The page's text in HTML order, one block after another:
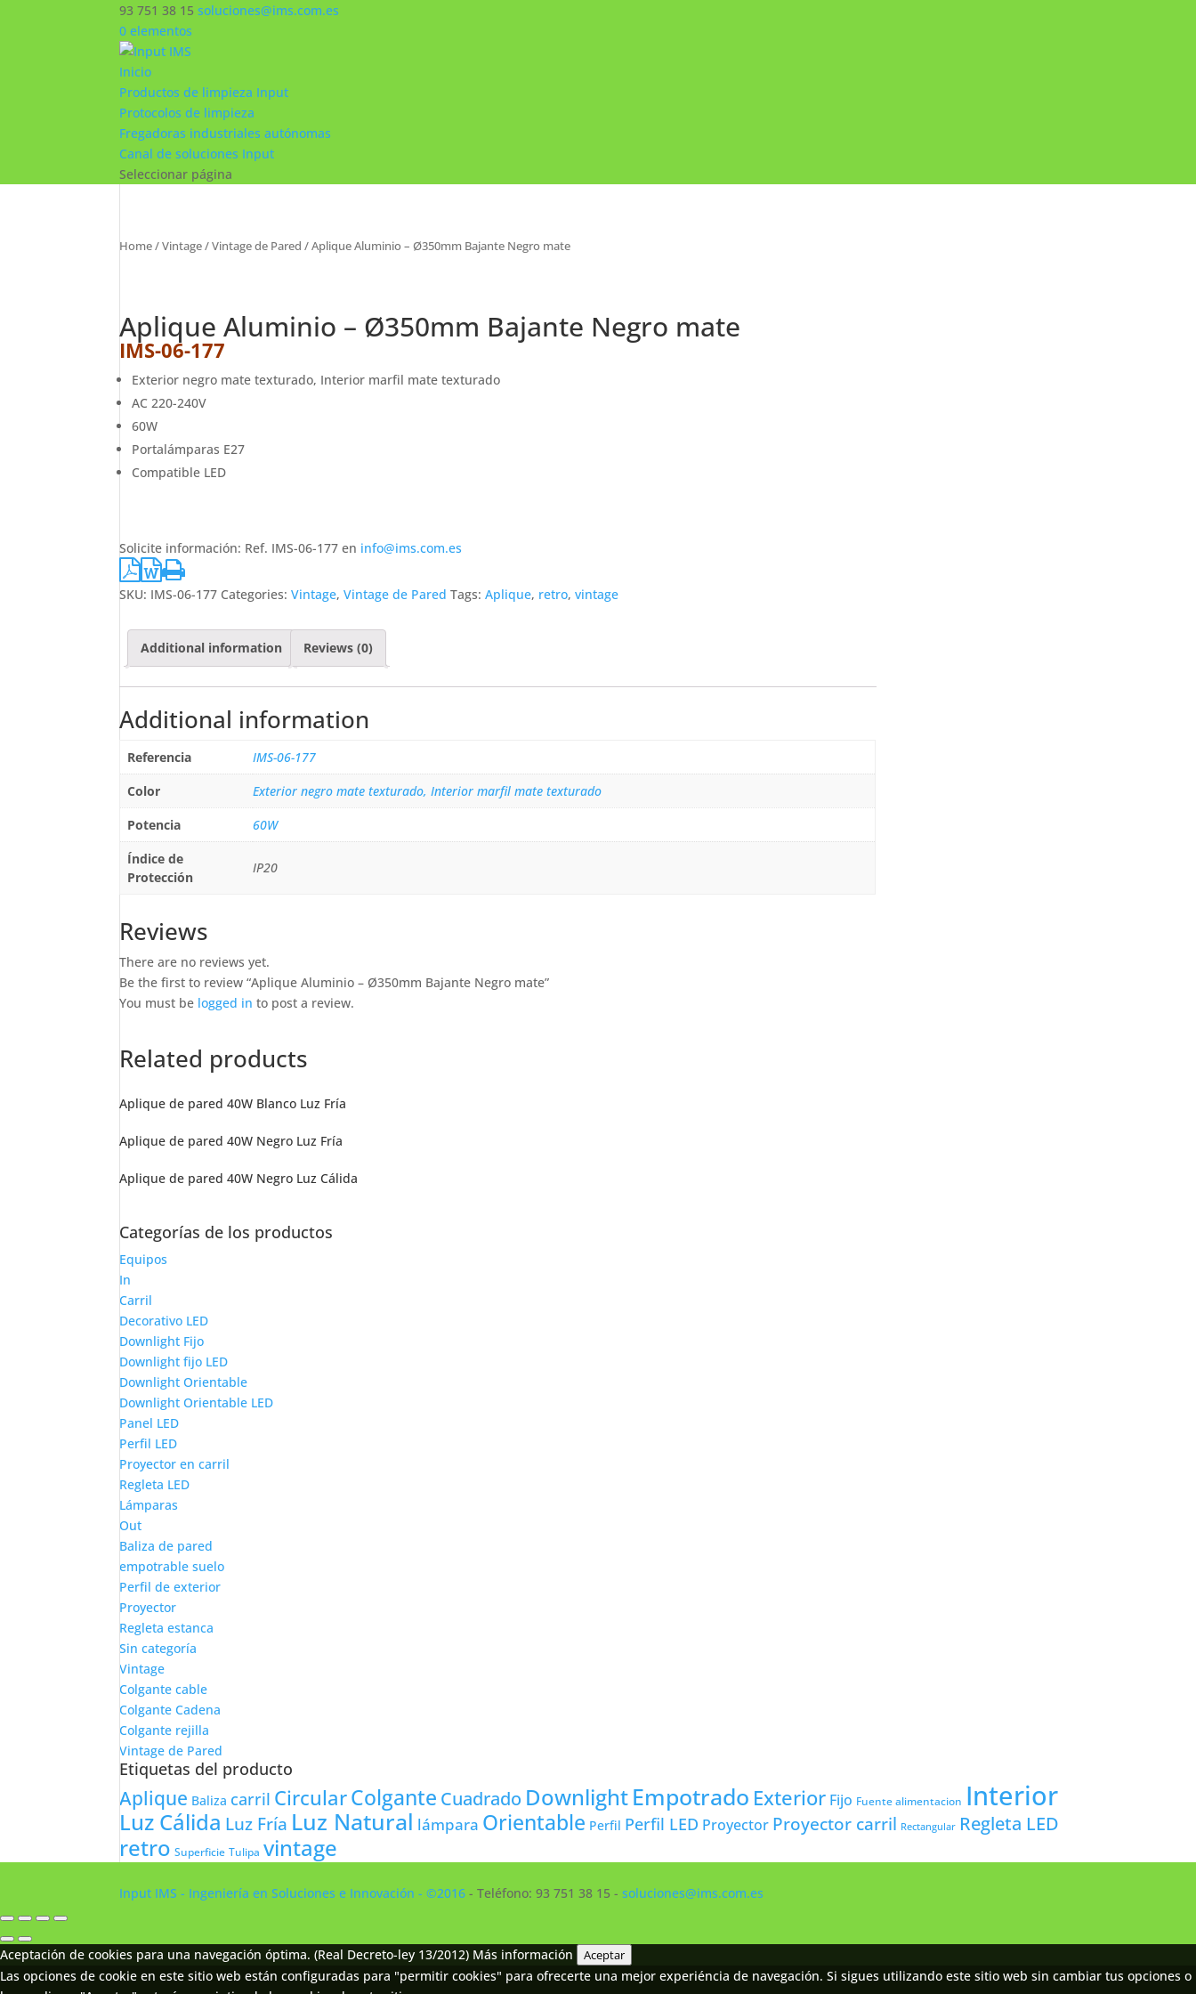
93 751 38 15 soluciones@ims.com.es
0 elementos
Inicio
Productos de limpieza Input
Protocolos de limpieza
Fregadoras industriales autónomas
Canal de soluciones Input
Seleccionar página
Home/Vintage/Vintage de Pared / Aplique Aluminio – Ø350mm Bajante Negro mate
Aplique Aluminio – Ø350mm Bajante Negro mate
IMS-06-177
Exterior negro mate texturado, Interior marfil mate texturado
AC 220-240V
60W
Portalámparas E27
Compatible LED
Solicite información: Ref. IMS-06-177 en info@ims.com.es
SKU: IMS-06-177 Categories:Vintage,Vintage de Pared Tags:Aplique, retro,vintage
Additional information Reviews (0)
Additional information
Referencia
IMS-06-177
Color
Exterior negro mate texturado, Interior marfil mate texturado
Potencia
60W
Índice de
Protección
IP20
Reviews
There are no reviews yet.
Be the first to review “Aplique Aluminio – Ø350mm Bajante Negro mate”
You must be logged in to post a review.
Related products
Aplique de pared 40W Blanco Luz Fría
Aplique de pared 40W Negro Luz Fría
Aplique de pared 40W Negro Luz Cálida
Categorías de los productos
Equipos
In
Carril
Decorativo LED
Downlight Fijo
Downlight fijo LED
Downlight Orientable
Downlight Orientable LED
Panel LED
Perfil LED
Proyector en carril
Regleta LED
Lámparas
Out
Baliza de pared
empotrable suelo
Perfil de exterior
Proyector
Regleta estanca
Sin categoría
Vintage
Colgante cable
Colgante Cadena
Colgante rejilla
Vintage de Pared
Etiquetas del producto
Aplique Baliza carril CircularColgante Cuadrado DownlightEmpotrado Exterior Fijo Fuente alimentacion Interior
Luz Cálida Luz Fría Luz Natural lámpara Orientable Perfil Perfil LED Proyector Proyector carril Rectangular Regleta LED
retro Superficie Tulipa vintage
Input IMS - Ingeniería en Soluciones e Innovación - ©2016 - Teléfono: 93 751 38 15 -soluciones@ims.com.es
Aceptación de cookies para una navegación óptima. (Real Decreto-ley 13/2012) Más información Aceptar
Las opciones de cookie en este sitio web están configuradas para "permitir cookies" para ofrecerte una mejor experiéncia de navegación. Si sigues utilizando este sitio web sin cambiar tus opciones o